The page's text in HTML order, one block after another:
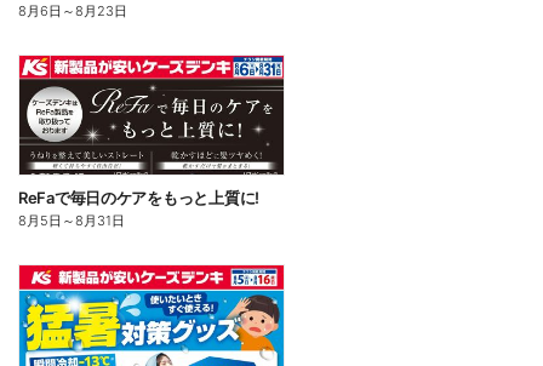
8月6日 ～8月23日
ReFaで毎日のケアをもっと上質に!
8月5日 ～8月31日